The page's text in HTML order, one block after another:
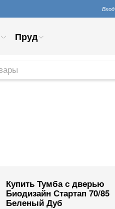
Вход
Пруд
Купить Тумба с дверью
Биодизайн Стартап 70/85
Беленый Дуб